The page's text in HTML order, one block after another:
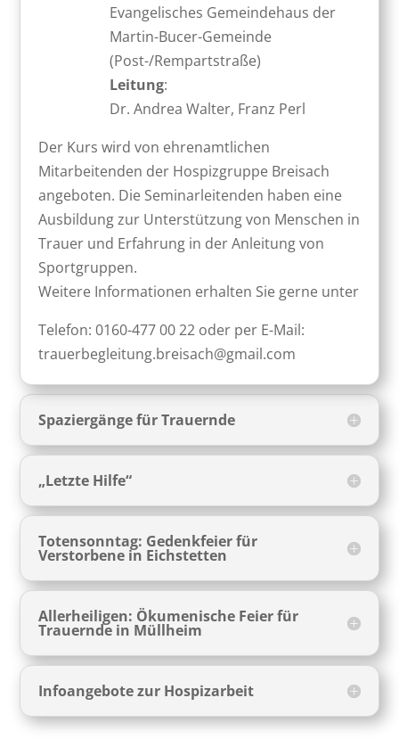
Evangelisches Gemeindehaus der
Martin-Bucer-Gemeinde
(Post-/Rempartstraße)
Leitung:
Dr. Andrea Walter, Franz Perl
Der Kurs wird von ehrenamtlichen
Mitarbeitenden der Hospizgruppe Breisach
angeboten. Die Seminarleitenden haben eine
Ausbildung zur Unterstützung von Menschen in
Trauer und Erfahrung in der Anleitung von
Sportgruppen.
Weitere Informationen erhalten Sie gerne unter
Telefon: 0160-477 00 22 oder per E-Mail:
trauerbegleitung.breisach@gmail.com
Spaziergänge für Trauernde
„Letzte Hilfe“
Totensonntag: Gedenkfeier für
Verstorbene in Eichstetten
Allerheiligen: Ökumenische Feier für
Trauernde in Müllheim
Infoangebote zur Hospizarbeit